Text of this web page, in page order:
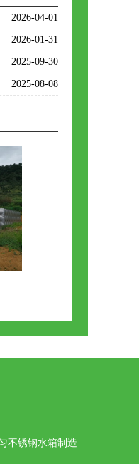
2026-04-01
2026-01-31
2025-09-30
2025-08-08
不锈钢水箱制造